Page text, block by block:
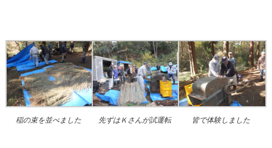
稲の束を並べました 先ずはＫさんが試運転 皆で体験しました